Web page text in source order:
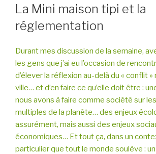
LE
La Mini maison tipi et la
réglementation
Durant mes discussion de la semaine,
les gens que j’ai eu l’occasion de
d’élever la réflexion au-delà du « conflit »
ville… et d’en faire ce qu’elle doit être :
nous avons à faire comme société sur
multiples de la planète… des enjeux
assurément, mais aussi des enjeux
économiques… Et tout ça, dans un
particulier que tout le monde soulève :